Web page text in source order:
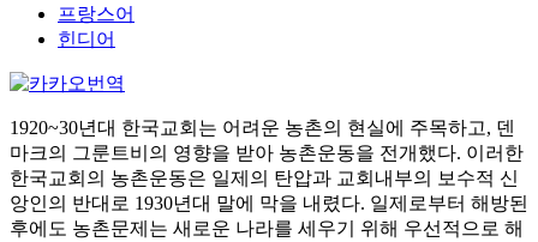
프랑스어
힌디어
1920~30년대 한국교회는 어려운 농촌의 현실에 주목하고, 덴
마크의 그룬트비의 영향을 받아 농촌운동을 전개했다. 이러한
한국교회의 농촌운동은 일제의 탄압과 교회내부의 보수적 신
앙인의 반대로 1930년대 말에 막을 내렸다. 일제로부터 해방된
후에도 농촌문제는 새로운 나라를 세우기 위해 우선적으로 해